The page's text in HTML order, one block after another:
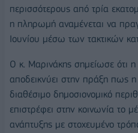
περισσότερους από τρία
η πληρωμή αναμένεται να
Ιουνίου μέσω των τακτικών
Ο κ. Μαρινάκης σημείωσε ότι
αποδεικνύει στην πράξη πως η
διαθέσιμο δημοσιονομικό
επιστρέφει στην κοινωνία το
ανάπτυξης με στοχευμένο